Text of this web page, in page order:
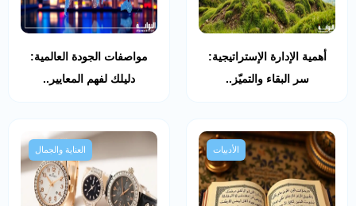
أهمية الإدارة الإستراتيجية:
سر البقاء والتميّز..
مواصفات الجودة العالمية:
دليلك لفهم المعايير..
الأدبيات العناية والجمال